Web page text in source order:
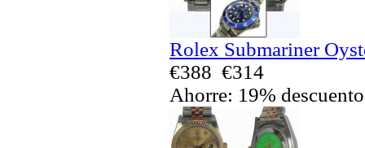
Rolex Submariner
€388 €314
Ahorre: 19% descuento